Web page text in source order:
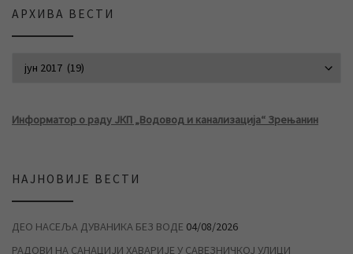
АРХИВА ВЕСТИ
Информатор о раду ЈКП „Водовод и канализација“ Зрењанин
НАЈНОВИЈЕ ВЕСТИ
ДЕО НАСЕЉА ДУВАНИКА БЕЗ ВОДЕ 04/08/2026
РАДОВИ НА САНАЦИЈИ ХАВАРИЈЕ У САВЕЗНИЧКОЈ УЛИЦИ